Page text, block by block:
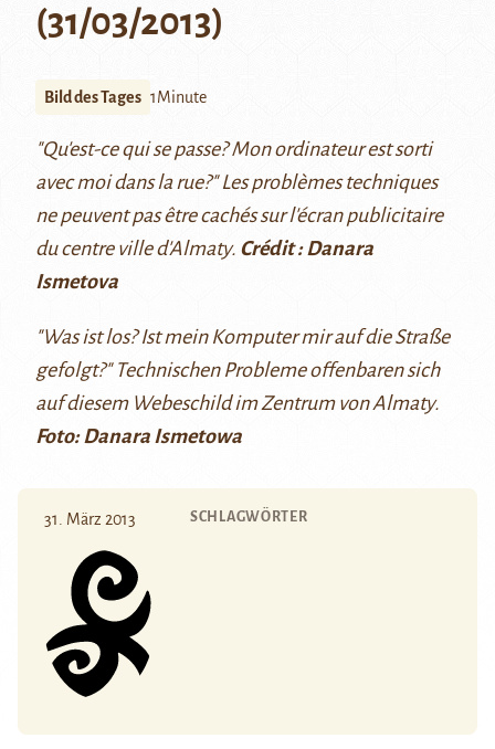
(31/03/2013)
Bild des Tages 1Minute
"Qu'est-ce qui se passe? Mon ordinateur est sorti
avec moi dans la rue?" Les problèmes techniques
ne peuvent pas être cachés sur l'écran publicitaire
du centre ville d'Almaty. Crédit : Danara
Ismetova
"Was ist los? Ist mein Komputer mir auf die Straße
gefolgt?" Technischen Probleme offenbaren sich
auf diesem Webeschild im Zentrum von Almaty.
Foto: Danara Ismetowa
31. März 2013 SCHLAGWÖRTER